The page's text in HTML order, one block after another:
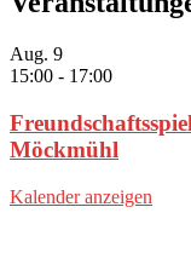
Aug. 9
15:00 - 17:00
Möckmühl
Kalender anzeigen